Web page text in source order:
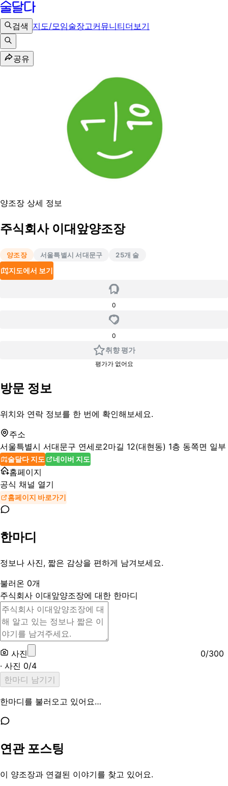
검색 지도/모임술장고커뮤니티더보기
공유
양조장 상세 정보
주식회사 이대앞양조장
양조장 서울특별시 서대문구 25개 술
지도에서 보기
0
0
취향 평가
평가가 없어요
방문 정보
위치와 연락 정보를 한 번에 확인해보세요.
주소
서울특별시 서대문구 연세로2마길 12(대현동) 1층 동쪽면 일부
술달다 지도 네이버 지도
홈페이지
공식 채널 열기
홈페이지 바로가기
한마디
정보나 사진, 짧은 감상을 편하게 남겨보세요.
불러온 0개
주식회사 이대앞양조장에 대한 한마디
사진 0/300
· 사진 0/4
한마디 남기기
한마디를 불러오고 있어요…
연관 포스팅
이 양조장과 연결된 이야기를 찾고 있어요.